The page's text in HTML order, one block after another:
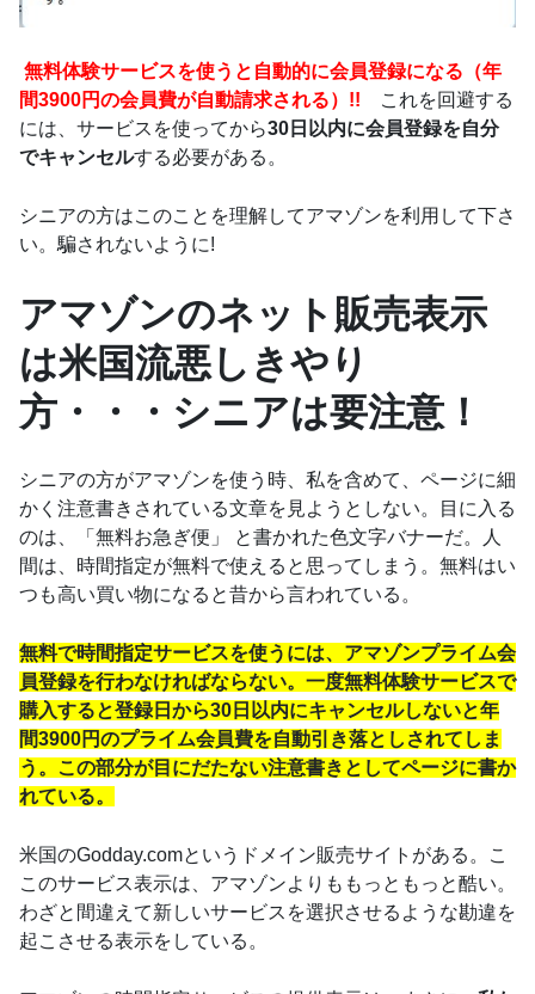
無料体験サービスを使うと自動的に会員登録になる（年
間3900円の会員費が自動請求される）!! これを回避する
には、サービスを使ってから30日以内に会員登録を自分
でキャンセルする必要がある。
シニアの方はこのことを理解してアマゾンを利用して下さ
い。騙されないように!
アマゾンのネット販売表示
は米国流悪しきやり
方・・・シニアは要注意！
シニアの方がアマゾンを使う時、私を含めて、ページに細
かく注意書きされている文章を見ようとしない。目に入る
のは、「無料お急ぎ便」 と書かれた色文字バナーだ。人
間は、時間指定が無料で使えると思ってしまう。無料はい
つも高い買い物になると昔から言われている。
無料で時間指定サービスを使うには、アマゾンプライム会
員登録を行わなければならない。一度無料体験サービスで
購入すると登録日から30日以内にキャンセルしないと年
間3900円のプライム会員費を自動引き落としされてしま
う。この部分が目にだたない注意書きとしてページに書か
れている。
米国のGodday.comというドメイン販売サイトがある。こ
このサービス表示は、アマゾンよりももっともっと酷い。
わざと間違えて新しいサービスを選択させるような勘違を
起こさせる表示をしている。